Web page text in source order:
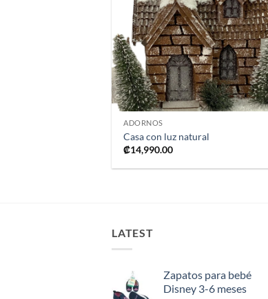
Añadir
a la
lista de
deseos
+
ADORNOS
Casa con luz natural
₡14,990.00
LATEST
Zapatos para bebé
Disney 3-6 meses